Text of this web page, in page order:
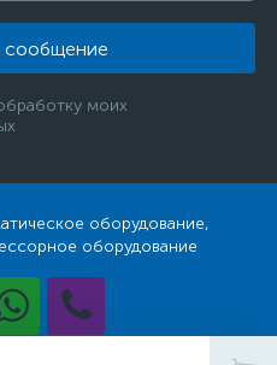
сообщение
моих
оборудование,
оборудование